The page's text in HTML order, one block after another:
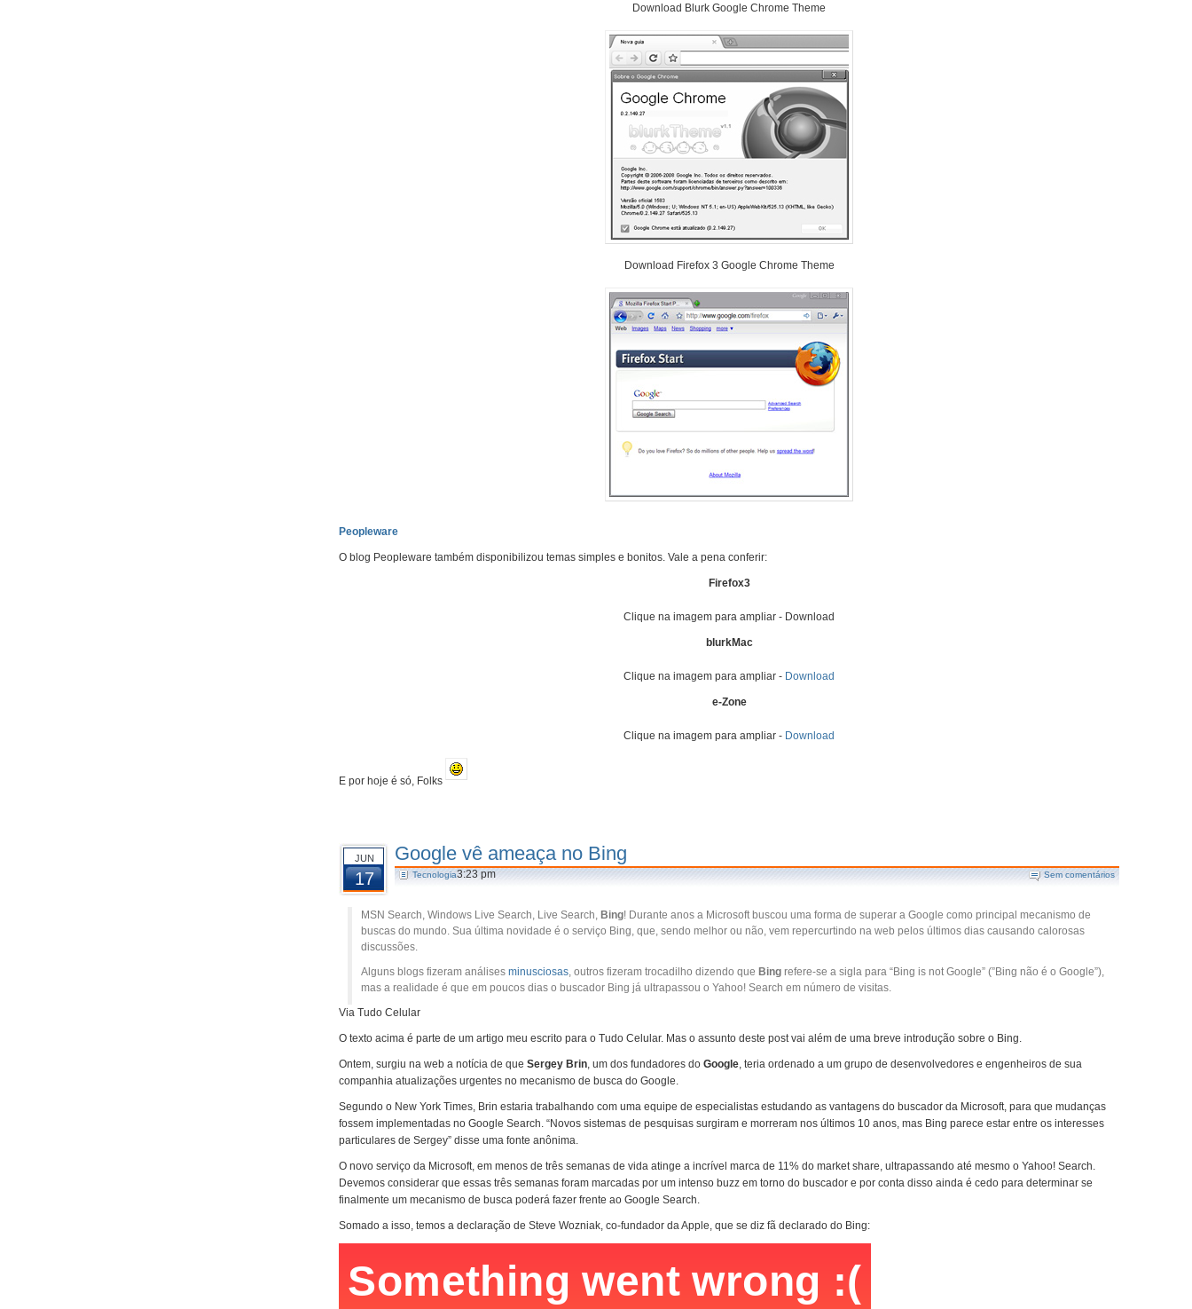
Download Blurk Google Chrome Theme
Download Firefox 3 Google Chrome Theme
Peopleware
O blog Peopleware também disponibilizou temas simples e bonitos. Vale a pena conferir:
Firefox3
Clique na imagem para ampliar - Download
blurkMac
Clique na imagem para ampliar - Download
e-Zone
Clique na imagem para ampliar - Download
E por hoje é só, Folks
JUN
17
Google vê ameaça no Bing
3:23 pm
Tecnologia Sem comentários
MSN Search, Windows Live Search, Live Search, Bing! Durante anos a Microsoft buscou uma forma de superar a Google como principal mecanismo de
buscas do mundo. Sua última novidade é o serviço Bing, que, sendo melhor ou não, vem repercurtindo na web pelos últimos dias causando calorosas
discussões.
Alguns blogs fizeram análises minusciosas, outros fizeram trocadilho dizendo que Bing refere-se a sigla para “Bing is not Google” (”Bing não é o Google”),
mas a realidade é que em poucos dias o buscador Bing já ultrapassou o Yahoo! Search em número de visitas.
Via Tudo Celular
O texto acima é parte de um artigo meu escrito para o Tudo Celular. Mas o assunto deste post vai além de uma breve introdução sobre o Bing.
Ontem, surgiu na web a notícia de que Sergey Brin, um dos fundadores do Google, teria ordenado a um grupo de desenvolvedores e engenheiros de sua
companhia atualizações urgentes no mecanismo de busca do Google.
Segundo o New York Times, Brin estaria trabalhando com uma equipe de especialistas estudando as vantagens do buscador da Microsoft, para que mudanças
fossem implementadas no Google Search. “Novos sistemas de pesquisas surgiram e morreram nos últimos 10 anos, mas Bing parece estar entre os interesses
particulares de Sergey” disse uma fonte anônima.
O novo serviço da Microsoft, em menos de três semanas de vida atinge a incrível marca de 11% do market share, ultrapassando até mesmo o Yahoo! Search.
Devemos considerar que essas três semanas foram marcadas por um intenso buzz em torno do buscador e por conta disso ainda é cedo para determinar se
finalmente um mecanismo de busca poderá fazer frente ao Google Search.
Somado a isso, temos a declaração de Steve Wozniak, co-fundador da Apple, que se diz fã declarado do Bing: